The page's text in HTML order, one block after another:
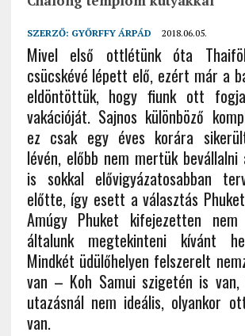
SZERZŐ: GYŐRFFY ÁRPÁD 2018.06.05.
Mivel első ottlétünk óta
csücskévé lépett elő, ezért már a
eldöntöttük, hogy fiunk ott
vakációját. Sajnos különböző
ez csak egy éves korára
lévén, előbb nem mertük
is sokkal elővigyázatosabban
előtte, így esett a választás
Amúgy Phuket kifejezetten
általunk megtekinteni kívánt
Mindkét üdülőhelyen felszerelt
van – Koh Samui szigetén is van,
utazásnál nem ideális, olyankor
van.